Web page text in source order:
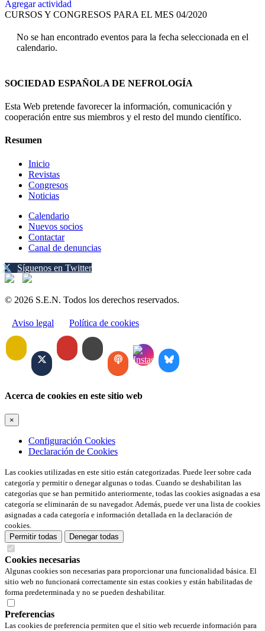
Agregar actividad
CURSOS Y CONGRESOS PARA EL MES 04/2020
No se han encontrado eventos para la fecha seleccionada en el
calendario.
SOCIEDAD ESPAÑOLA DE NEFROLOGÍA
Esta Web pretende favorecer la información, comunicación y
cooperación entre sus miembros y el resto del mundo científico.
Resumen
Inicio
Revistas
Congresos
Noticias
Calendario
Nuevos socios
Contactar
Canal de denuncias
Síguenos en Twitter
© 2026 S.E.N. Todos los derechos reservados.
Aviso legal Política de cookies
Acerca de cookies en este sitio web
×
Configuración Cookies
Declaración de Cookies
Las cookies utilizadas en este sitio están categorizadas. Puede leer sobre cada
categoría y permitir o denegar algunas o todas. Cuando se deshabilitan las
categorías que se han permitido anteriormente, todas las cookies asignadas a esa
categoría se eliminarán de su navegador. Además, puede ver una lista de cookies
asignadas a cada categoría e información detallada en la declaración de
cookies.
Permitir todas
Denegar todas
Cookies necesarias
Algunas cookies son necesarias para proporcionar una funcionalidad básica. El
sitio web no funcionará correctamente sin estas cookies y están habilitadas de
forma predeterminada y no se pueden deshabilitar.
Preferencias
Las cookies de preferencia permiten que el sitio web recuerde información para